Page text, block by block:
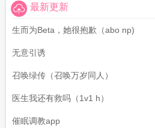
最新更新
生而为Beta，她很抱歉（abo np)
无意引诱
召唤绿传（召唤万岁同人）
医生我还有救吗（1v1 h）
催眠调教app